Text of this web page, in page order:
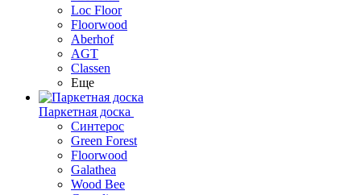
Loc Floor
Floorwood
Aberhof
AGT
Classen
Еще
Паркетная доска
Синтерос
Green Forest
Floorwood
Galathea
Wood Bee